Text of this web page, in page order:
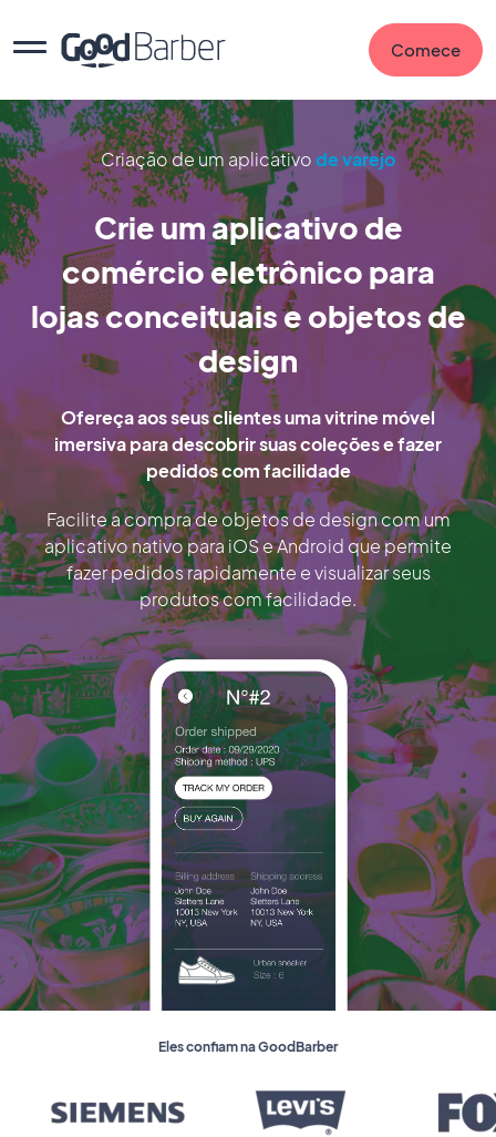
Comece
Criação de um aplicativode varejo
Crie um aplicativo de
comércio eletrônico para
lojas conceituais e objetos de
design
Ofereça aos seus clientes uma vitrine móvel
imersiva para descobrir suas coleções e fazer
pedidos com facilidade
Facilite a compra de objetos de design com um
aplicativo nativo para iOS e Android que permite
fazer pedidos rapidamente e visualizar seus
produtos com facilidade.
Eles confiam na GoodBarber